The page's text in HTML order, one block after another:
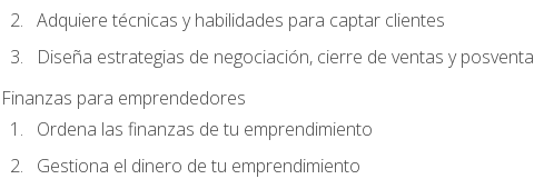
Adquiere técnicas y habilidades para captar clientes
Diseña estrategias de negociación, cierre de ventas y posventa
Finanzas para emprendedores
Ordena las finanzas de tu emprendimiento
Gestiona el dinero de tu emprendimiento